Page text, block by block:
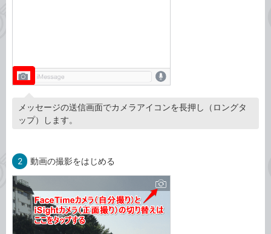
メッセージの送信画面でカメラアイコンを長押し（ロングタ
ップ）します。
2 動画の撮影をはじめる